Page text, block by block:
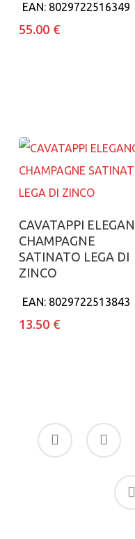
EAN: 8029722516349
55.00 €
Aggiungi al
CAVATAPPI
CHAMPAGNE
SATINATO LEGA DI
ZINCO
EAN: 8029722513843
13.50 €
facebook
google-
plus